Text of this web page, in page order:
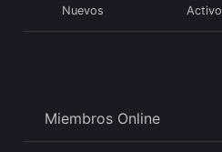
Nuevos Activo
Miembros Online